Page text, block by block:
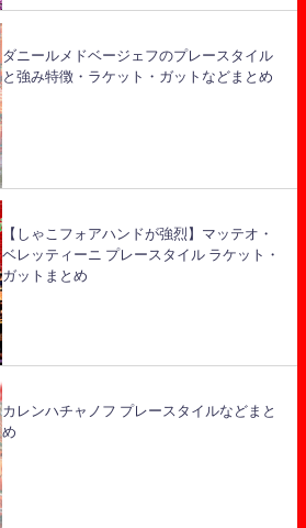
ダニールメドベージェフのプレースタイル
と強み特徴・ラケット・ガットなどまとめ
【しゃこフォアハンドが強烈】マッテオ・
ベレッティーニ プレースタイル ラケット・
ガットまとめ
カレンハチャノフ プレースタイルなどまと
め